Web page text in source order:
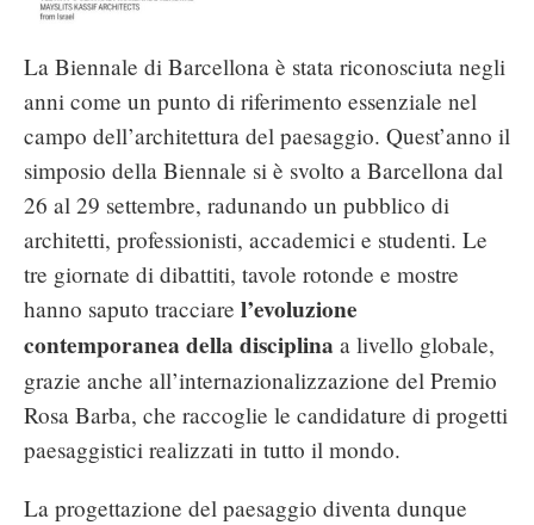
La Biennale di Barcellona è stata riconosciuta negli
anni come un punto di riferimento essenziale nel
campo dell’architettura del paesaggio. Quest’anno il
simposio della Biennale si è svolto a Barcellona dal
26 al 29 settembre, radunando un pubblico di
architetti, professionisti, accademici e studenti. Le
tre giornate di dibattiti, tavole rotonde e mostre
hanno saputo tracciare l’evoluzione
contemporanea della disciplina a livello globale,
grazie anche all’internazionalizzazione del Premio
Rosa Barba, che raccoglie le candidature di progetti
paesaggistici realizzati in tutto il mondo.
La progettazione del paesaggio diventa dunque